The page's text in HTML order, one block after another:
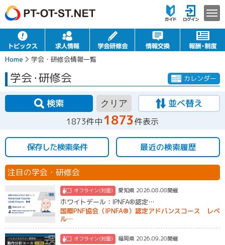
Home 学会・研修会情報一覧
学会・研修会 カレンダー
検索 クリア 並べ替え
1873件中1873件表示
保存した検索条件 最近の検索履歴
注目の学会・研修会
オフライン(対面) 愛知県 2026.08.08開催
ホワイトデール：IPNFA®︎認定…
国際PNF協会（IPNFA®）認定アドバンスコース レベ
ル…
オフライン(対面) 福岡県 2026.09.20開催